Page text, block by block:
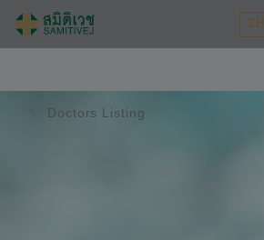
ZH
Doctors Listing